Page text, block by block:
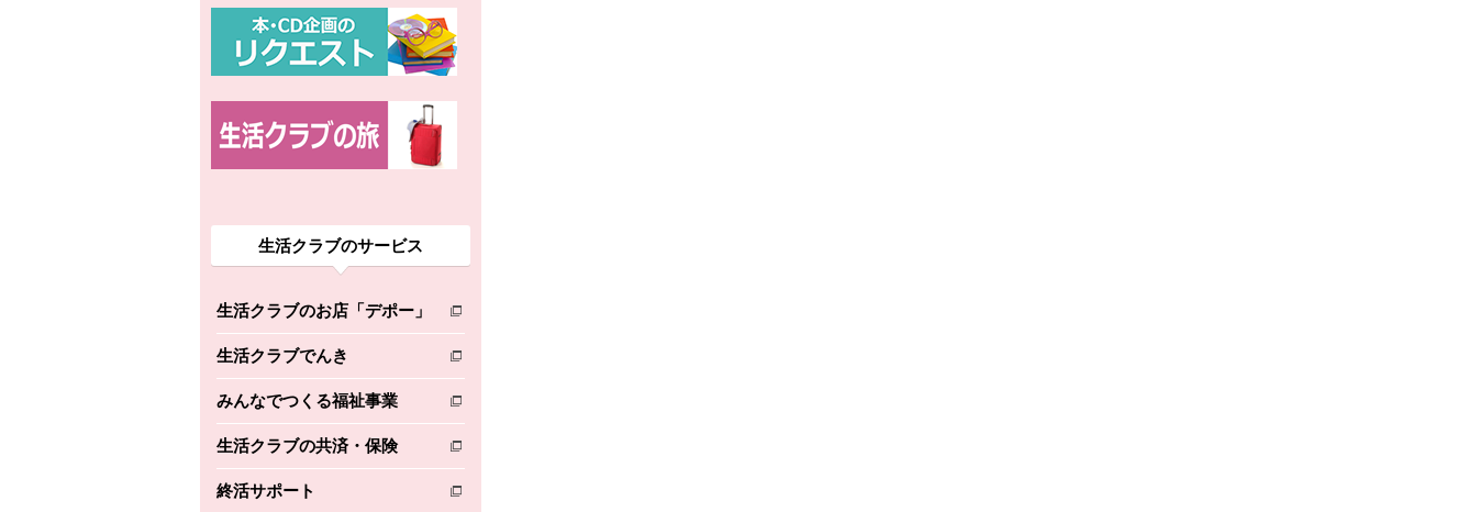
生活クラブのサービス
生活クラブのお店「デポー」
別のウィンドウで開きます。
生活クラブでんき
別のウィンドウで開きます。
みんなでつくる福祉事業
別のウィンドウで開きます。
生活クラブの共済・保険
別のウィンドウで開きます。
終活サポート
別のウィンドウで開きます。